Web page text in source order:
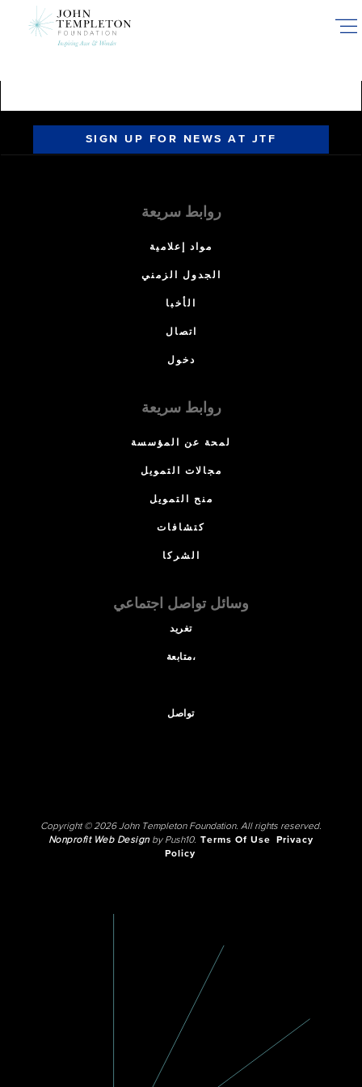
SIGN UP FOR NEWS AT JTF
روابط سريعة
مواد إعلامية
الجدول الزمني
الأخبا
اتصال
دخول
روابط سريعة
لمحة عن المؤسسة
مجالات التمويل
منح التمويل
كتشافات
الشركا
وسائل تواصل اجتماعي
تغريد
متابعة،
تواصل
Copyright © 2026 John Templeton Foundation. All rights reserved.
Nonprofit Web Designby Push10. Terms Of Use
Privacy
Policy